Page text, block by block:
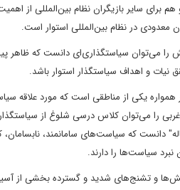
برای سایر بازیگران نظام بین‌المللی از
معدودی در نظام بین‌ا‌لمللی استوار است.
را می‌توان سیاستگذاری‌ای دانست که ظاهر
نیات و اهداف سیاستگذار استوار باشد.
یکی از مناطقی است که مورد علاقه
را می‌توان کلاس درسی شلوغ از
که سیاست‌های سامانمند، نابسامان،
سیاست‌ها را دارند.
و تشنج‌های شدید و گسترده بخشی از آسیای